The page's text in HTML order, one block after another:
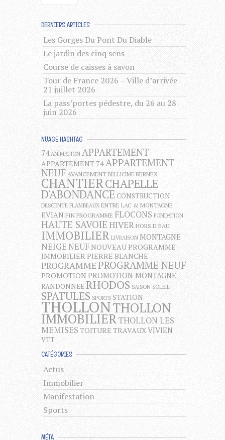
DERNIERS ARTICLES
Les Gorges Du Pont Du Diable
Le jardin des cinq sens
Course de caisses à savon
Tour de France 2026 – Ville d’arrivée
21 juillet 2026
La pass’portes pédestre, du 26 au 28
juin 2026
NUAGE HASHTAG
74 ANIMATION APPARTEMENT
APPARTEMENT 74APPARTEMENT
NEUF AVANCEMENT BELLICIME BERNEX
CHANTIERCHAPELLE
D'ABONDANCE CONSTRUCTION
DESCENTE FLAMBEAUX ENTRE LAC & MONTAGNE
EVIAN FIN PROGRAMME FLOCONS FONDATION
HAUTE SAVOIEHIVER HORS D EAU
IMMOBILIER LIVRAISON MONTAGNE
NEIGE NEUFNOUVEAU PROGRAMME
IMMOBILIERPIERRE BLANCHE
PROGRAMMEPROGRAMME NEUF
PROMOTION PROMOTION MONTAGNE
RANDONNEERHODOS SAISON SOLEIL
SPATULES SPORTS STATION
THOLLONTHOLLON
IMMOBILIERTHOLLON LES
MEMISES TOITURE TRAVAUXVIVIEN
VTT
CATÉGORIES
Actus
Immobilier
Manifestation
Sports
MÉTA